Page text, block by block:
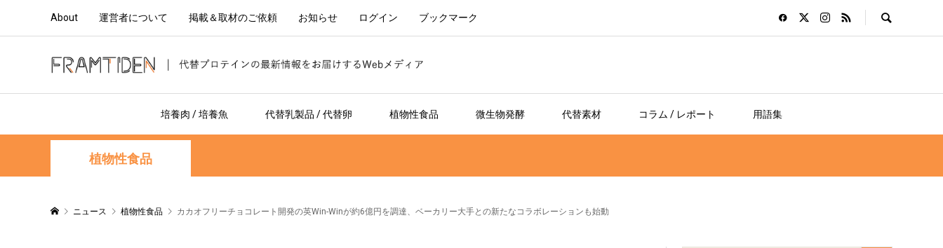
About 運営者について 掲載＆取材のご依頼 お知らせ ログイン ブックマーク
培養肉 / 培養魚 代替乳製品 / 代替卵 植物性食品 微生物発酵 代替素材 コラム / レポート 用語集
植物性食品
ニュース 植物性食品 カカオフリーチョコレート開発の英Win-Winが約6億円を調達、ベーカリー大手との新たなコラボレーションも始動